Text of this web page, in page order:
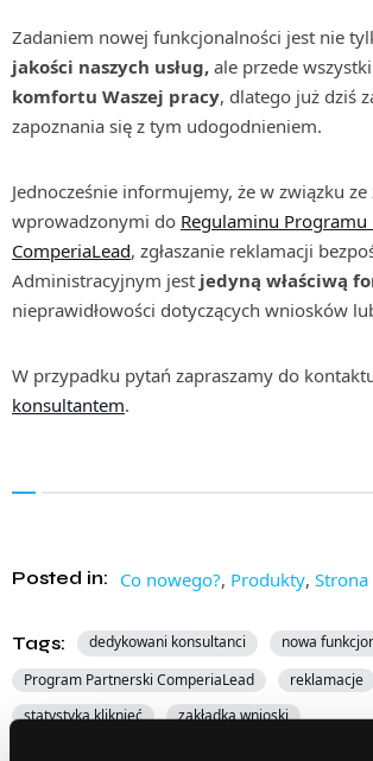
Zadaniem nowej funkcjonalności jest nie
jakości naszych usług, ale przede
komfortu Waszej pracy, dlatego już dziś
zapoznania się z tym udogodnieniem.
Jednocześnie informujemy, że w związku
wprowadzonymi do Regulaminu
ComperiaLead, zgłaszanie reklamacji
Administracyjnym jest jedyną właściwą
nieprawidłowości dotyczących wniosków
W przypadku pytań zapraszamy do
konsultantem.
Posted in: Co nowego?, Produkty, Strona
Tags: dedykowani konsultanci
nowa
Program Partnerski ComperiaLead
reklamacje
statystyka kliknięć
zakładka wnioski